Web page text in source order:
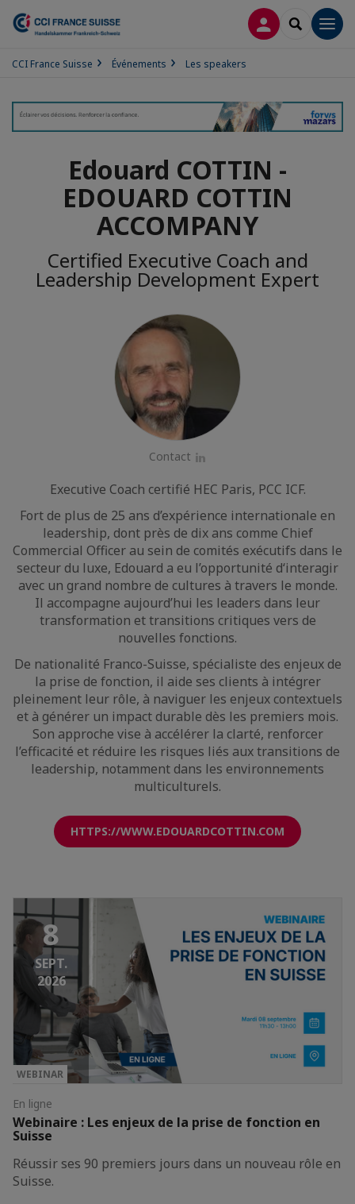
CONNEXION
CCI France Suisse Événements Les speakers
Edouard COTTIN -
EDOUARD COTTIN
ACCOMPANY
Certified Executive Coach and
Leadership Development Expert
Contact
Executive Coach certifié HEC Paris, PCC ICF.
Fort de plus de 25 ans d’expérience internationale en
leadership, dont près de dix ans comme Chief
Commercial Officer au sein de comités exécutifs dans le
secteur du luxe, Edouard a eu l’opportunité d‘interagir
avec un grand nombre de cultures à travers le monde.
Il accompagne aujourd’hui les leaders dans leur
transformation et transitions critiques vers de
nouvelles fonctions.
De nationalité Franco-Suisse, spécialiste des enjeux de
la prise de fonction, il aide ses clients à intégrer
pleinement leur rôle, à naviguer les enjeux contextuels
et à générer un impact durable dès les premiers mois.
Son approche vise à accélérer la clarté, renforcer
l’efficacité et réduire les risques liés aux transitions de
leadership, notamment dans les environnements
multiculturels.
HTTPS://WWW.EDOUARDCOTTIN.COM
8
SEPT.
2026
WEBINAR
En ligne
Webinaire : Les enjeux de la prise de fonction en
Suisse
Réussir ses 90 premiers jours dans un nouveau rôle en
Suisse.